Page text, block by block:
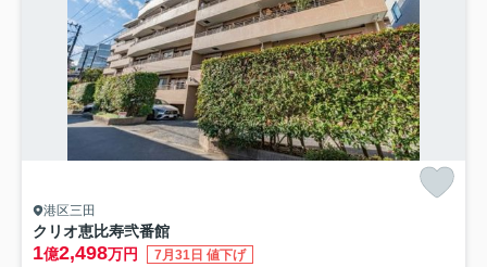
港区三田
クリオ恵比寿弐番館
1億2,498万円 7月31日 値下げ